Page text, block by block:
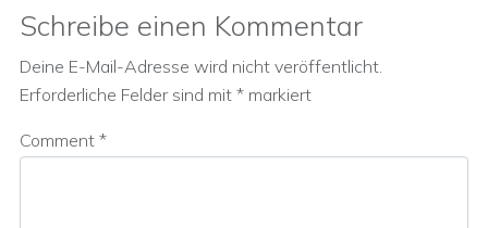
Schreibe einen Kommentar
Deine E-Mail-Adresse wird nicht veröffentlicht.
Erforderliche Felder sind mit * markiert
Comment *